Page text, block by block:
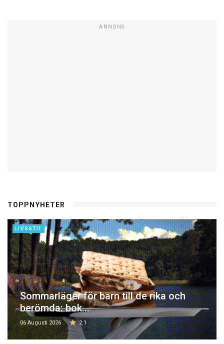
ANNONS
TOPPNYHETER
LIVSSTIL
Sommarläger för barn till de rika och
berömda: bok...
06 Augusti 2026 2.1